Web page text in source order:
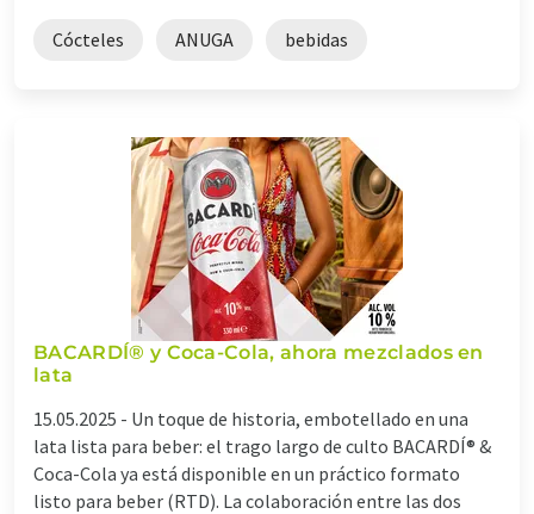
Cócteles ANUGA bebidas
BACARDÍ® y Coca-Cola, ahora mezclados en
lata
15.05.2025 - Un toque de historia, embotellado en una
lata lista para beber: el trago largo de culto BACARDÍ® &
Coca-Cola ya está disponible en un práctico formato
listo para beber (RTD). La colaboración entre las dos